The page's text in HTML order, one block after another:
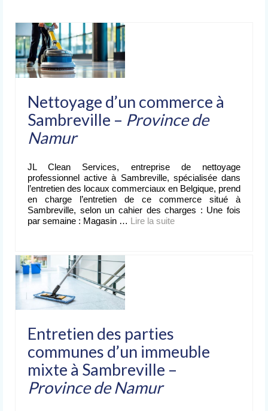
L’entreprise
de nettoyage
Devis
Contact
Nettoyage d’un commerce à
Sambreville – Province de
Namur
JL Clean Services, entreprise de nettoyage
professionnel active à Sambreville, spécialisée dans
l’entretien des locaux commerciaux en Belgique, prend
en charge l’entretien de ce commerce situé à
Sambreville, selon un cahier des charges : Une fois
par semaine : Magasin … Lire la suite­­
Entretien des parties
communes d’un immeuble
mixte à Sambreville –
Province de Namur